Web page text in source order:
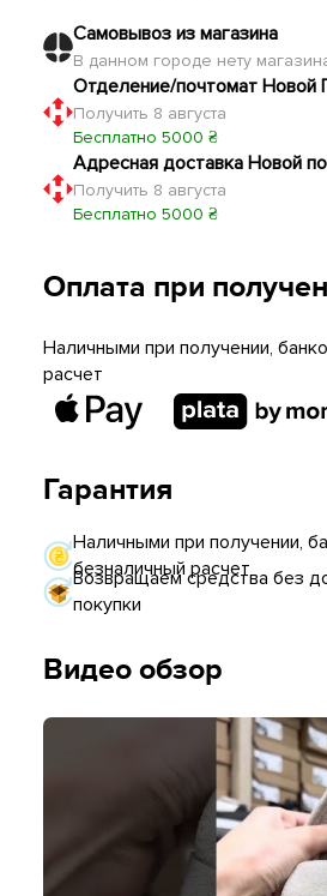
Самовывоз из магазина
В данном городе нету
Отделение/почтомат Новой
Получить 8 августа
Бесплатно 5000 ₴
Адресная доставка Новой
Получить 8 августа
Бесплатно 5000 ₴
Оплата при
Наличными при получении,
расчет
Гарантия
Наличными при получении,
безналичный расчет
Возвращаем средства без
покупки
Видео обзор